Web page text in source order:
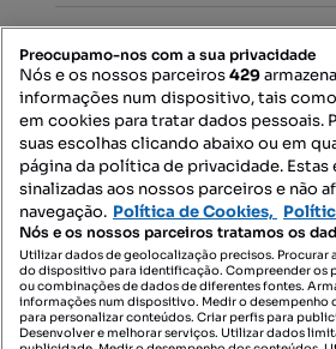
Mapa do Site
Contacte-nos
SIGA-NOS:
Preocupamo-nos com a sua privacidade
Nós e os nossos parceiros429
informações num dispositivo, tais
em cookies para tratar dados pessoais.
suas escolhas clicando abaixo ou em
página da política de privacidade. Estas
sinalizadas aos nossos parceiros e não
navegação. Política de Cookies,
Nós e os nossos parceiros tratamos os
Utilizar dados de geolocalização precisos. Procurar
do dispositivo para identificação. Compreender os
ou combinações de dados de diferentes fontes.
informações num dispositivo. Medir o desempenho
para personalizar conteúdos. Criar perfis para
Desenvolver e melhorar serviços. Utilizar dados